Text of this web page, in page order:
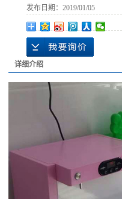
发布日期： 2019/01/05
详细介绍